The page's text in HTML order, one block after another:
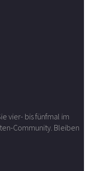
vier- bis fünfmal im
Community. Bleiben